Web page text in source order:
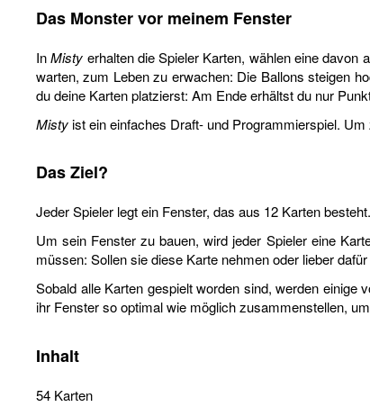
Das Monster vor meinem Fenster
InMisty erhalten die Spieler Karten, wählen eine davon
warten, zum Leben zu erwachen: Die Ballons steigen
du deine Karten platzierst: Am Ende erhältst du nur
Mistyist ein einfaches Draft- und Programmierspiel.
Das Ziel?
Jeder Spieler legt ein Fenster, das aus 12 Karten besteht.
Um sein Fenster zu bauen, wird jeder Spieler eine
müssen: Sollen sie diese Karte nehmen oder lieber
Sobald alle Karten gespielt worden sind, werden
ihr Fenster so optimal wie möglich zusammenstellen,
Inhalt
54 Karten